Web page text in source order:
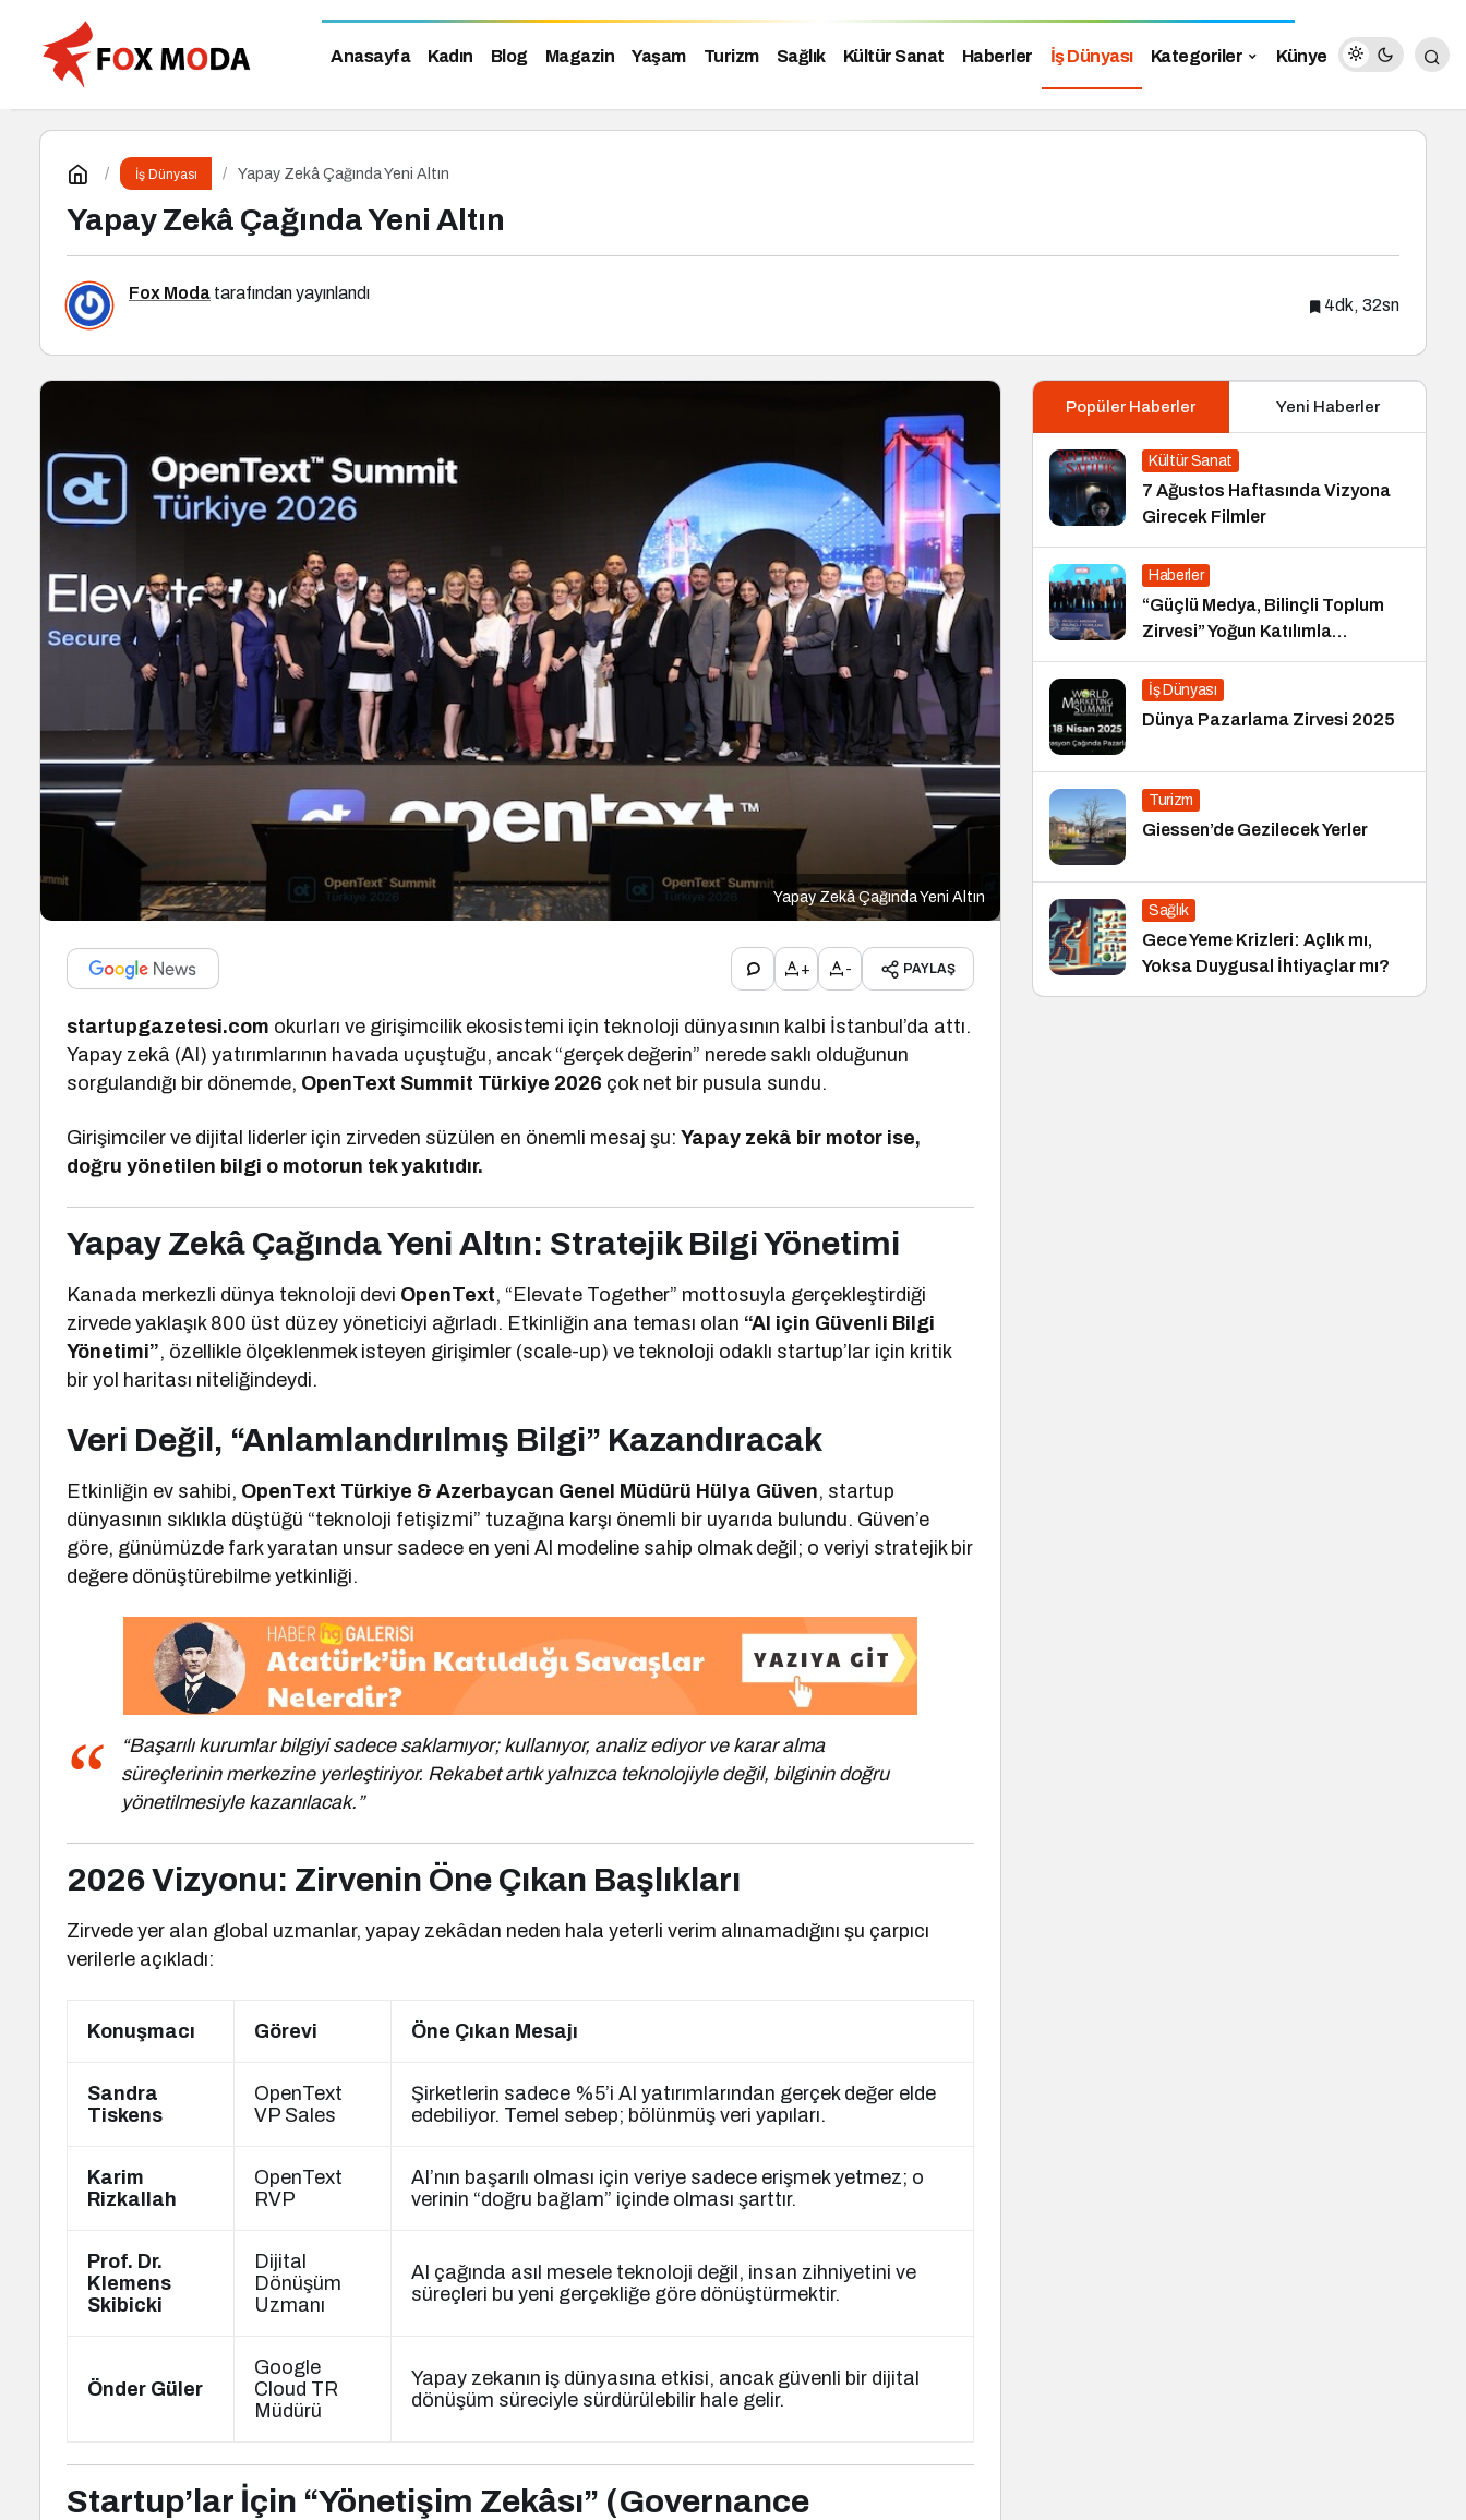
Anasayfa Kadın Blog Magazin Yaşam Turizm Sağlık Kültür Sanat Haberler İş Dünyası Kategoriler Künye
İş Dünyası Yapay Zekâ Çağında Yeni Altın
Yapay Zekâ Çağında Yeni Altın
Fox Moda tarafından yayınlandı
4dk, 32sn
Yapay Zekâ Çağında Yeni Altın
+ - PAYLAŞ
startupgazetesi.com okurları ve girişimcilik ekosistemi için teknoloji dünyasının kalbi İstanbul’da attı.
Yapay zekâ (AI) yatırımlarının havada uçuştuğu, ancak “gerçek değerin” nerede saklı olduğunun
sorgulandığı bir dönemde, OpenText Summit Türkiye 2026 çok net bir pusula sundu.
Girişimciler ve dijital liderler için zirveden süzülen en önemli mesaj şu:Yapay zekâ bir motor ise,
doğru yönetilen bilgi o motorun tek yakıtıdır.
Yapay Zekâ Çağında Yeni Altın: Stratejik Bilgi Yönetimi
Kanada merkezli dünya teknoloji devi OpenText, “Elevate Together” mottosuyla gerçekleştirdiği
zirvede yaklaşık 800 üst düzey yöneticiyi ağırladı. Etkinliğin ana teması olan “AI için Güvenli Bilgi
Yönetimi”, özellikle ölçeklenmek isteyen girişimler (scale-up) ve teknoloji odaklı startup’lar için kritik
bir yol haritası niteliğindeydi.
Veri Değil, “Anlamlandırılmış Bilgi” Kazandıracak
Etkinliğin ev sahibi, OpenText Türkiye & Azerbaycan Genel Müdürü Hülya Güven, startup
dünyasının sıklıkla düştüğü “teknoloji fetişizmi” tuzağına karşı önemli bir uyarıda bulundu. Güven’e
göre, günümüzde fark yaratan unsur sadece en yeni AI modeline sahip olmak değil; o veriyi stratejik bir
değere dönüştürebilme yetkinliği.
“Başarılı kurumlar bilgiyi sadece saklamıyor; kullanıyor, analiz ediyor ve karar alma
süreçlerinin merkezine yerleştiriyor. Rekabet artık yalnızca teknolojiyle değil, bilginin doğru
yönetilmesiyle kazanılacak.”
2026 Vizyonu: Zirvenin Öne Çıkan Başlıkları
Zirvede yer alan global uzmanlar, yapay zekâdan neden hala yeterli verim alınamadığını şu çarpıcı
verilerle açıkladı:
Konuşmacı Görevi Öne Çıkan Mesajı
Sandra
Tiskens
OpenText
VP Sales
Şirketlerin sadece %5’i AI yatırımlarından gerçek değer elde
edebiliyor. Temel sebep; bölünmüş veri yapıları.
Karim
Rizkallah
OpenText
RVP
AI’nın başarılı olması için veriye sadece erişmek yetmez; o
verinin “doğru bağlam” içinde olması şarttır.
Prof. Dr.
Klemens
Skibicki
Dijital
Dönüşüm
Uzmanı
AI çağında asıl mesele teknoloji değil, insan zihniyetini ve
süreçleri bu yeni gerçekliğe göre dönüştürmektir.
Önder Güler
Google
Cloud TR
Müdürü
Yapay zekanın iş dünyasına etkisi, ancak güvenli bir dijital
dönüşüm süreciyle sürdürülebilir hale gelir.
Startup’lar İçin “Yönetişim Zekâsı” (Governance
Popüler Haberler Yeni Haberler
Kültür Sanat
7 Ağustos Haftasında Vizyona
Girecek Filmler
Haberler
“Güçlü Medya, Bilinçli Toplum
Zirvesi” Yoğun Katılımla
Gerçekleşti
İş Dünyası
Dünya Pazarlama Zirvesi 2025
Turizm
Giessen’de Gezilecek Yerler
Sağlık
Gece Yeme Krizleri: Açlık mı,
Yoksa Duygusal İhtiyaçlar mı?